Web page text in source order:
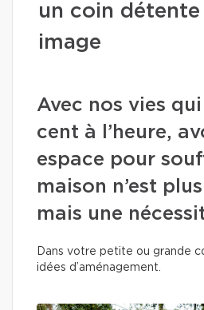
un coin
image
Avec nos vies
cent à l’heure,
espace pour
maison n’est
mais une
Dans votre petite ou grande
idées d’aménagement.